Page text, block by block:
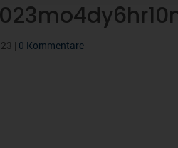
| 0 Kommentare